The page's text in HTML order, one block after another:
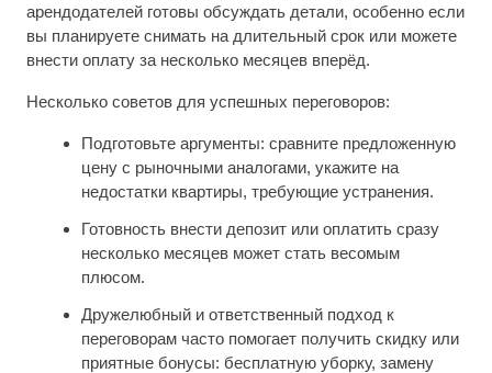
арендодателей готовы обсуждать детали, особенно если
вы планируете снимать на длительный срок или можете
внести оплату за несколько месяцев вперёд.
Несколько советов для успешных переговоров:
Подготовьте аргументы: сравните предложенную
цену с рыночными аналогами, укажите на
недостатки квартиры, требующие устранения.
Готовность внести депозит или оплатить сразу
несколько месяцев может стать весомым
плюсом.
Дружелюбный и ответственный подход к
переговорам часто помогает получить скидку или
приятные бонусы: бесплатную уборку, замену